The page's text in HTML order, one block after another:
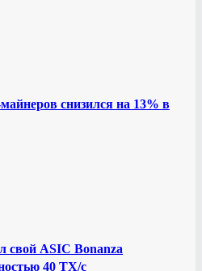
снизился на 13% в
свой ASIC Bonanza
40 ТХ/с